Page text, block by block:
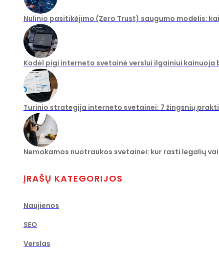
Nulinio pasitikėjimo (Zero Trust) saugumo modelis:
Kodėl pigi interneto svetainė verslui ilgainiui kainuoja
Turinio strategija interneto svetainei: 7 žingsnių
Nemokamos nuotraukos svetainei: kur rasti legalių
ĮRAŠŲ KATEGORIJOS
Naujienos
SEO
Verslas